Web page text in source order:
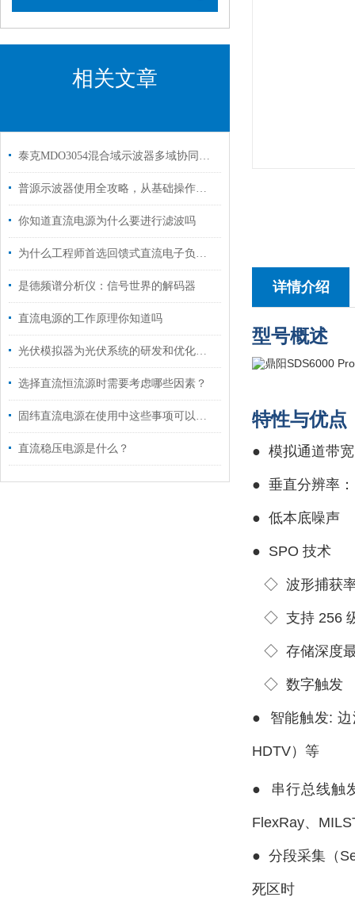
相关文章
泰克MDO3054混合域示波器多域协同的调试全能王
普源示波器使用全攻略，从基础操作到高级应用
你知道直流电源为什么要进行滤波吗
为什么工程师首选回馈式直流电子负载进行电源测试？
是德频谱分析仪：信号世界的解码器
直流电源的工作原理你知道吗
光伏模拟器为光伏系统的研发和优化提供了高效的工具
选择直流恒流源时需要考虑哪些因素？
固纬直流电源在使用中这些事项可以注意了
直流稳压电源是什么？
详情介绍
型号概述
特性与优点
● 模拟通道带
● 垂直分辨率
● 低本底噪声
● SPO 技术
◇ 波形捕获率
◇ 支持 256
◇ 存储深度
◇ 数字触发
● 智能触发:
HDTV）等
● 串行总线触
FlexRay、
● 分段采集（
死区时